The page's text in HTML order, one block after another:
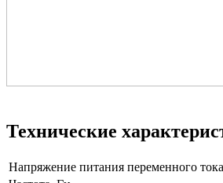
Технические
Напряжение питания переменного